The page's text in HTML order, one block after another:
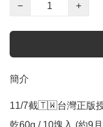
−
+
簡介
11/7截🇹🇼台灣正版